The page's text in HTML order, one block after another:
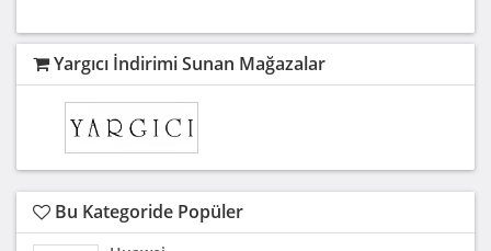
Yargıcı İndirimi Sunan Mağazalar
Bu Kategoride Popüler